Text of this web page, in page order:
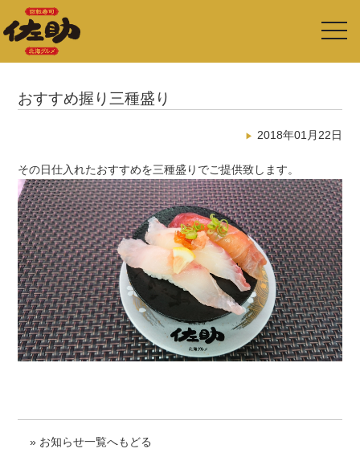
おすすめ握り三種盛り
2018年01月22日
その日仕入れたおすすめを三種盛りでご提供致します。
» お知らせ一覧へもどる